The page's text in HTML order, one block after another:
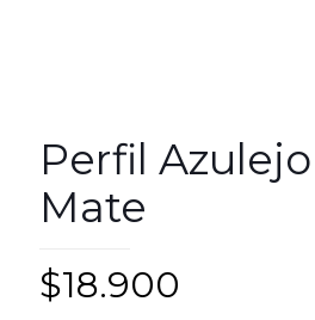
Perfil
Mate
$18.900